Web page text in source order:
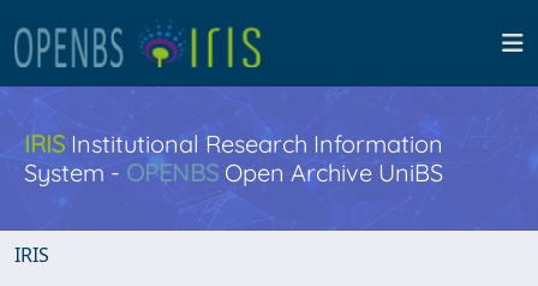
IRISInstitutional Research Information
System - OPENBS Open Archive UniBS
IRIS